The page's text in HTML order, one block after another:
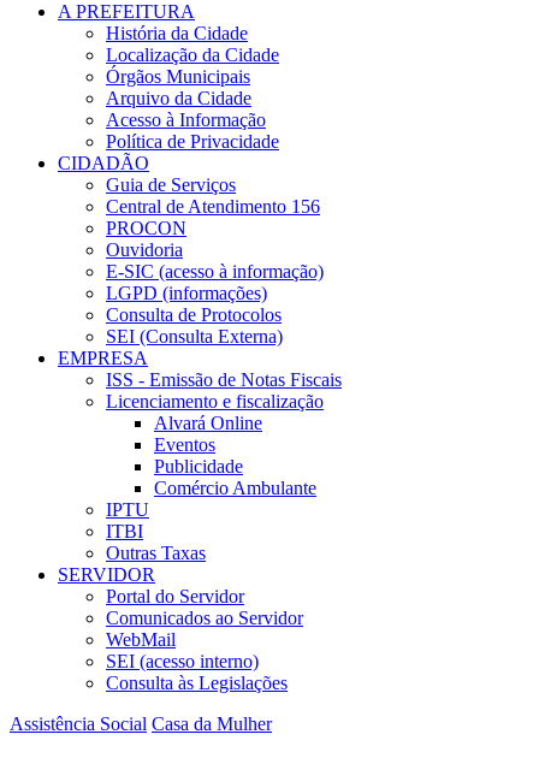
A PREFEITURA
História da Cidade
Localização da Cidade
Órgãos Municipais
Arquivo da Cidade
Acesso à Informação
Política de Privacidade
CIDADÃO
Guia de Serviços
Central de Atendimento 156
PROCON
Ouvidoria
E-SIC (acesso à informação)
LGPD (informações)
Consulta de Protocolos
SEI (Consulta Externa)
EMPRESA
ISS - Emissão de Notas Fiscais
Licenciamento e fiscalização
Alvará Online
Eventos
Publicidade
Comércio Ambulante
IPTU
ITBI
Outras Taxas
SERVIDOR
Portal do Servidor
Comunicados ao Servidor
WebMail
SEI (acesso interno)
Consulta às Legislações
Assistência Social Casa da Mulher